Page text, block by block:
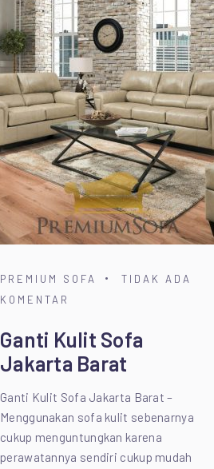
PREMIUM SOFA
TIDAK ADA
KOMENTAR
Ganti Kulit Sofa
Jakarta Barat
Ganti Kulit Sofa Jakarta Barat –
Menggunakan sofa kulit sebenarnya
cukup menguntungkan karena
perawatannya sendiri cukup mudah